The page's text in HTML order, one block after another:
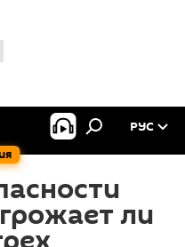
РУС
ли